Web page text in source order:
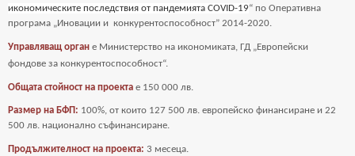
икономическите последствия от пандемията COVID-19“ по Оперативна
програма „Иновации и конкурентоспособност” 2014-2020.
Управляващ орган е Министерство на икономиката, ГД „Европейски
фондове за конкурентоспособност“.
Общата стойност на проекта е 150 000 лв.
Размер на БФП: 100%, от които 127 500 лв. европейско финансиране и 22
500 лв. национално съфинансиране.
Продължителност на проекта: 3 месеца.